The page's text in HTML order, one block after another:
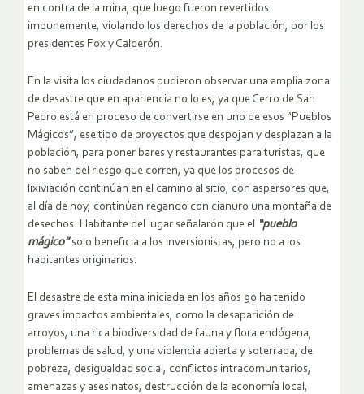
en contra de la mina, que luego fueron revertidos
impunemente, violando los derechos de la población, por los
presidentes Fox y Calderón.
En la visita los ciudadanos pudieron observar una amplia zona
de desastre que en apariencia no lo es, ya que Cerro de San
Pedro está en proceso de convertirse en uno de esos “Pueblos
Mágicos”, ese tipo de proyectos que despojan y desplazan a la
población, para poner bares y restaurantes para turistas, que
no saben del riesgo que corren, ya que los procesos de
lixiviación continúan en el camino al sitio, con aspersores que,
al día de hoy, continúan regando con cianuro una montaña de
desechos. Habitante del lugar señalarón que el “pueblo
mágico”solo beneficia a los inversionistas, pero no a los
habitantes originarios.
El desastre de esta mina iniciada en los años 90 ha tenido
graves impactos ambientales, como la desaparición de
arroyos, una rica biodiversidad de fauna y flora endógena,
problemas de salud, y una violencia abierta y soterrada, de
pobreza, desigualdad social, conflictos intracomunitarios,
amenazas y asesinatos, destrucción de la economía local,